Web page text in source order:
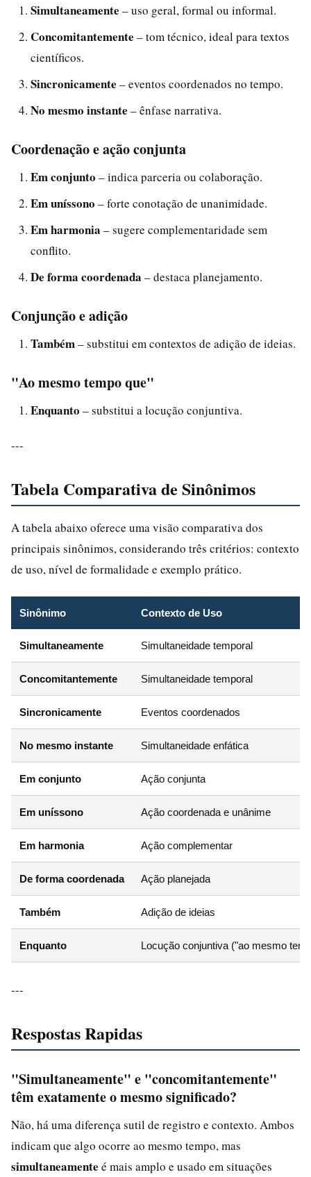
Simultaneamente – uso geral, formal ou informal.
Concomitantemente – tom técnico, ideal para textos
científicos.
Sincronicamente – eventos coordenados no tempo.
No mesmo instante – ênfase narrativa.
Coordenação e ação conjunta
Em conjunto – indica parceria ou colaboração.
Em uníssono – forte conotação de unanimidade.
Em harmonia – sugere complementaridade sem
conflito.
De forma coordenada – destaca planejamento.
Conjunção e adição
Também– substitui em contextos de adição de ideias.
"Ao mesmo tempo que"
Enquanto – substitui a locução conjuntiva.
---
Tabela Comparativa de Sinônimos
A tabela abaixo oferece uma visão comparativa dos
principais sinônimos, considerando três critérios: contexto
de uso, nível de formalidade e exemplo prático.
Sinônimo Contexto de Uso
Simultaneamente Simultaneidade temporal
Concomitantemente Simultaneidade temporal
Sincronicamente Eventos coordenados
No mesmo instante Simultaneidade enfática
Em conjunto Ação conjunta
Em uníssono Ação coordenada e unânime
Em harmonia Ação complementar
De forma coordenada Ação planejada
Também Adição de ideias
Enquanto Locução conjuntiva ("ao mesmo
---
Respostas Rapidas
"Simultaneamente" e "concomitantemente"
têm exatamente o mesmo significado?
Não, há uma diferença sutil de registro e contexto. Ambos
indicam que algo ocorre ao mesmo tempo, mas
simultaneamente é mais amplo e usado em situações